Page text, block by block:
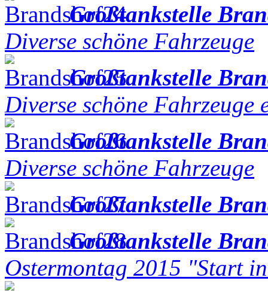
Großtankstelle
Diverse schöne Fahrzeuge
Großtankstelle
Diverse schöne Fahrzeuge
Großtankstelle
Diverse schöne Fahrzeuge
Großtankstelle
Großtankstelle
Ostermontag 2015 "Start